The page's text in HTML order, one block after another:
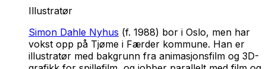
Illustratør
Simon Dahle Nyhus (f. 1988) bor i Oslo, men har
vokst opp på Tjøme i Færder kommune. Han er
illustratør med bakgrunn fra animasjonsfilm og 3D-